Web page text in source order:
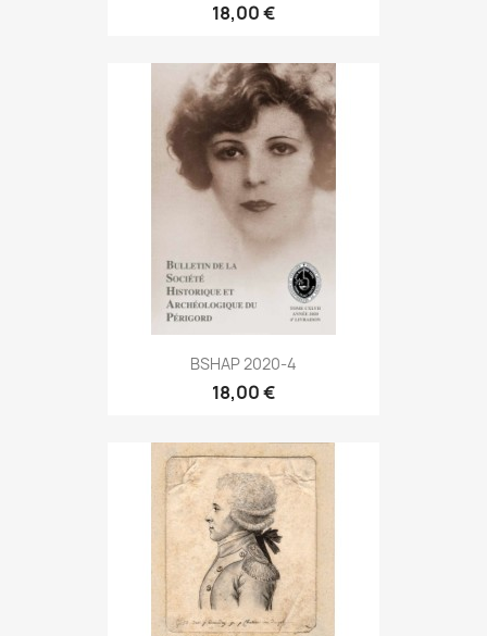
18,00 €
BSHAP 2020-4
18,00 €